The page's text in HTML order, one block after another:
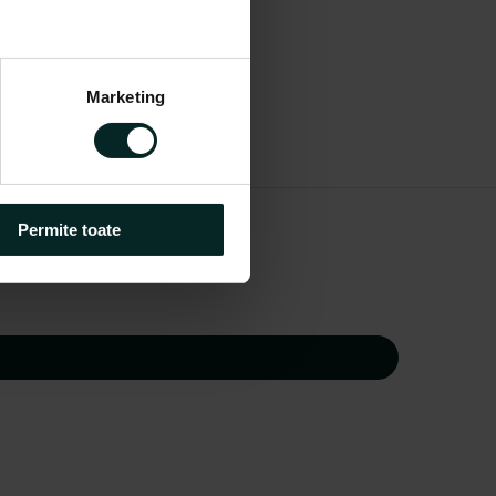
Marketing
Permite toate